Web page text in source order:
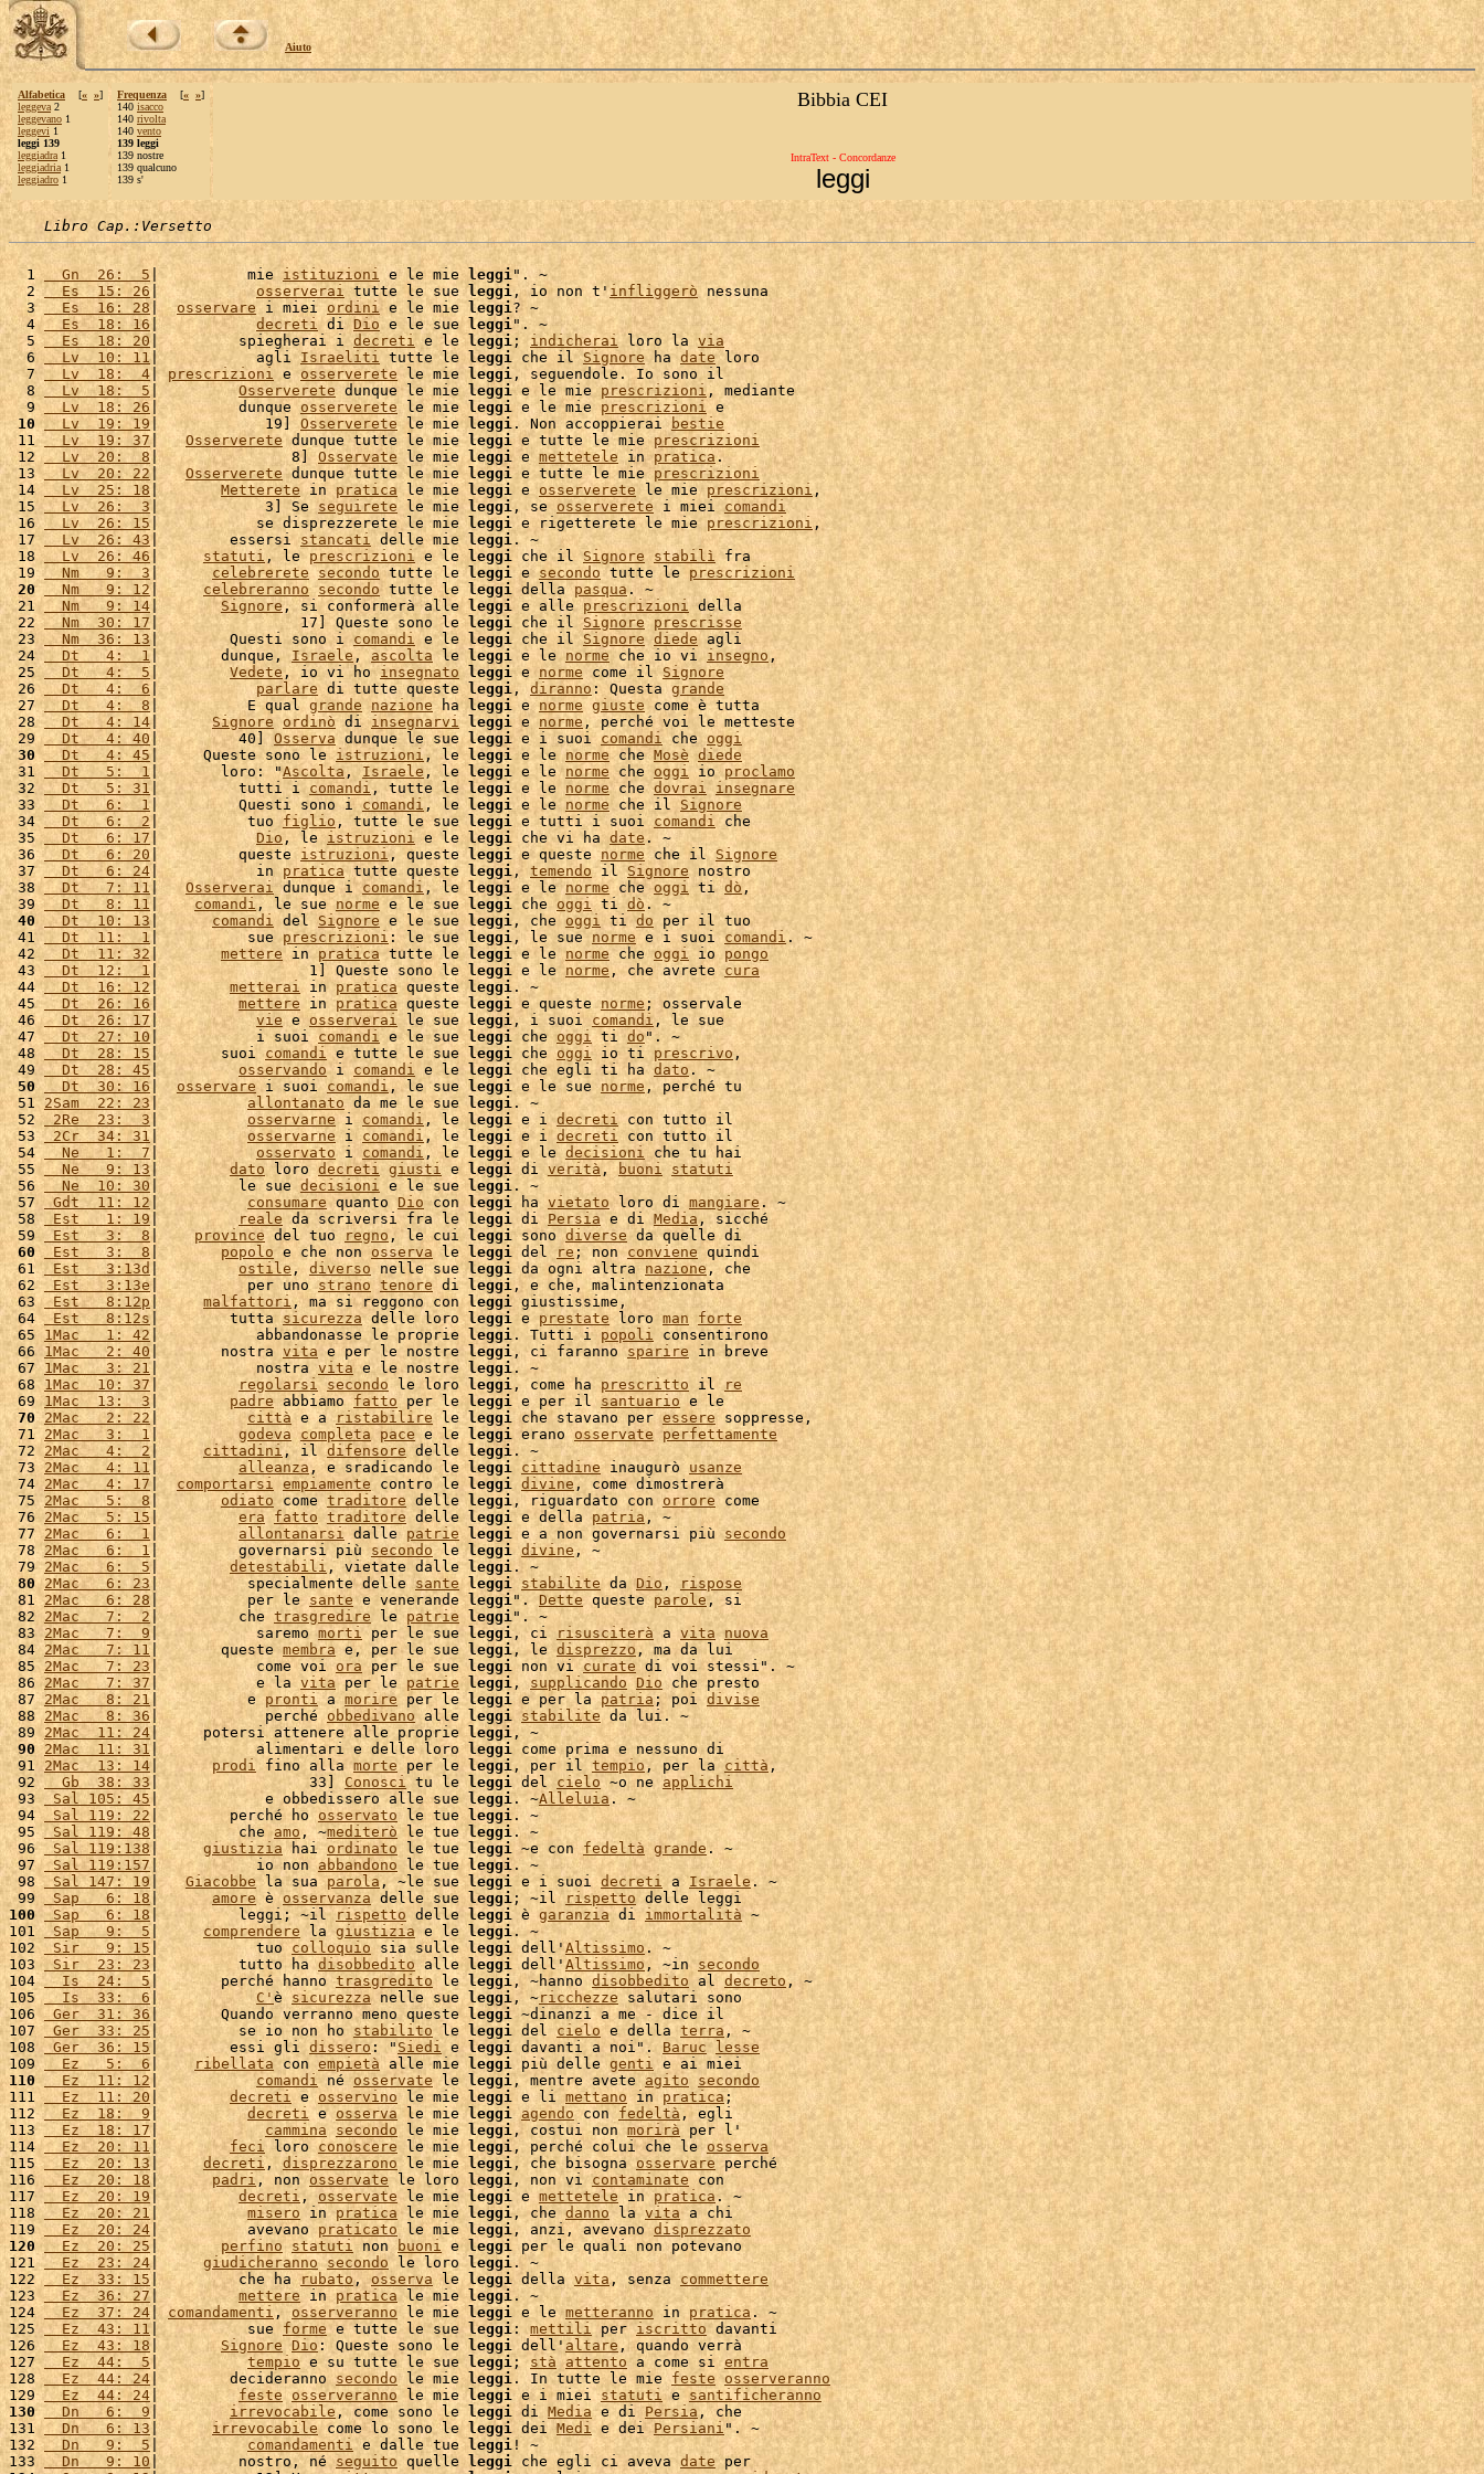
Aiuto
Alfabetica [« »]
leggeva 2
leggevano 1
leggevi 1
leggi 139
leggiadra 1
leggiadria 1
leggiadro 1
Frequenza [« »]
140 isacco
140 rivolta
140 vento
139 leggi
139 nostre
139 qualcuno
139 s'
Bibbia CEI
IntraText - Concordanze
leggi
Libro Cap.:Versetto
  1
  Gn  26:  5
|          mie istituzioni e le mie leggi". ~
  2
  Es  15: 26
| osserverai tutte le sue leggi , io non t'infliggerò nessuna
  3
  Es  16: 28
| osservare i miei ordini e le mie leggi? ~
  4
  Es  18: 16
| decreti di Dio e le sue leggi". ~
  5
  Es  18: 20
|         spiegherai i decreti e le leggi ; indicherai loro la via
  6
  Lv  10: 11
|           agli Israeliti tutte le leggi che il Signore ha date loro
  7
  Lv  18:  4
| prescrizioni e osserverete le mie leggi, seguendole. Io sono il
  8
  Lv  18:  5
| Osserverete dunque le mie leggi e le mie prescrizioni , mediante
  9
  Lv  18: 26
|         dunque osserverete le mie leggi e le mie prescrizioni
10
  Lv  19: 19
|            19] Osserverete le mie leggi . Non accoppierai bestie
11
  Lv  19: 37
| Osserverete dunque tutte le mie leggi e tutte le mie prescrizioni
12
  Lv  20:  8
|               8] Osservate le mie leggi e mettetele in pratica.
13
  Lv  20: 22
| Osserverete dunque tutte le mie leggi e tutte le mie prescrizioni
14
  Lv  25: 18
| Metterete in pratica le mie leggi e osserverete le mie prescrizioni,
15
  Lv  26:  3
|            3] Se seguirete le mie leggi, se osserverete i miei comandi
16
  Lv  26: 15
|           se disprezzerete le mie leggi e rigetterete le mie prescrizioni ,
17
  Lv  26: 43
|        essersi stancati delle mie leggi . ~
18
  Lv  26: 46
| statuti , le prescrizioni e le leggi che il Signore stabilì fra
19
  Nm   9:  3
| celebrerete secondo tutte le leggi e secondo tutte le prescrizioni
20
  Nm   9: 12
| celebreranno secondo tutte le leggi della pasqua . ~
21
  Nm   9: 14
| Signore, si conformerà alle leggi e alle prescrizioni della
22
  Nm  30: 17
|                17] Queste sono le leggi che il Signore
prescrisse
23
  Nm  36: 13
|        Questi sono i comandi e le leggi che il Signore diede agli
24
  Dt   4:  1
|       dunque, Israele , ascolta le leggi e le norme che io vi insegno ,
25
  Dt   4:  5
| Vedete, io vi ho insegnato leggi e norme come il Signore
26
  Dt   4:  6
| parlare di tutte queste leggi, diranno : Questa grande
27
  Dt   4:  8
|          E qual grande nazione ha leggi e norme giuste come è tutta
28
  Dt   4: 14
| Signore ordinò di insegnarvi leggi e norme , perché voi le metteste
29
  Dt   4: 40
|         40] Osserva dunque le sue leggi e i suoi comandi che oggi
30
  Dt   4: 45
|     Queste sono le istruzioni , le leggi e le norme che Mosè diede
31
  Dt   5:  1
|       loro: "Ascolta , Israele , le leggi e le norme che oggi io proclamo
32
  Dt   5: 31
|         tutti i comandi, tutte le leggi e le norme che dovrai
insegnare
33
  Dt   6:  1
|         Questi sono i comandi , le leggi e le norme che il Signore
34
  Dt   6:  2
|          tuo figlio , tutte le sue leggi e tutti i suoi comandi che
35
  Dt   6: 17
| Dio, le istruzioni e le leggi che vi ha date . ~
36
  Dt   6: 20
|         queste istruzioni, queste leggi e queste norme che il Signore
37
  Dt   6: 24
|           in pratica tutte queste leggi , temendo il Signore nostro
38
  Dt   7: 11
| Osserverai dunque i comandi, le leggi e le norme che oggi ti dò ,
39
  Dt   8: 11
| comandi, le sue norme e le sue leggi che oggi ti dò
40
  Dt  10: 13
| comandi del Signore e le sue leggi, che oggi ti do per il tuo
41
  Dt  11:  1
|          sue prescrizioni : le sue leggi , le sue norme e i suoi comandi . ~
42
  Dt  11: 32
| mettere in pratica tutte le leggi e le norme che oggi io pongo
43
  Dt  12:  1
|                 1] Queste sono le leggi e le norme , che avrete cura
44
  Dt  16: 12
| metterai in pratica queste leggi. ~
45
  Dt  26: 16
| mettere in pratica queste leggi e queste norme ; osservale
46
  Dt  26: 17
| vie e osserverai le sue leggi, i suoi comandi , le sue
47
  Dt  27: 10
|           i suoi comandi e le sue leggi che oggi ti do". ~
48
  Dt  28: 15
|       suoi comandi e tutte le sue leggi che oggi io ti prescrivo ,
49
  Dt  28: 45
| osservando i comandi e le leggi che egli ti ha dato
50
  Dt  30: 16
| osservare i suoi comandi, le sue leggi e le sue norme , perché tu
51 2Sam  22: 23| allontanato da me le sue leggi . ~
52 2Re  23:  3 | osservarne i comandi, le leggi e i decreti con tutto il
53 2Cr  34: 31 | osservarne i comandi, le leggi e i decreti con tutto il
54
  Ne   1:  7
| osservato i comandi, le leggi e le decisioni che tu hai
55
  Ne   9: 13
| dato loro decreti giusti e leggi di verità , buoni statuti
56
  Ne  10: 30
|         le sue decisioni e le sue leggi . ~
57 Gdt  11: 12| consumare quanto Dio con leggi ha vietato loro di mangiare . ~
58 Est   1: 19| reale da scriversi fra le leggi di Persia e di Media , sicché
59
Est   3:  8| province del tuo regno, le cui leggi sono diverse
60
Est   3:  8 | popolo e che non osserva le leggi del re ; non conviene quindi
61 Est   3:13d| ostile, diverso nelle sue leggi da ogni altra nazione , che
62 Est   3:13e|          per uno strano tenore di leggi , e che, malintenzionata
63
Est   8:12p| malfattori , ma si reggono con leggi giustissime,
64 Est   8:12s |        tutta sicurezza delle loro leggi e prestate loro man
forte
65 1Mac   1: 42 |           abbandonasse le proprie leggi . Tutti i popoli consentirono
66 1Mac   2: 40|       nostra vita e per le nostre leggi, ci faranno sparire in breve
67 1Mac   3: 21|           nostra vita e le nostre leggi. ~
68 1Mac  10: 37| regolarsi secondo le loro leggi , come ha prescritto il re
69 1Mac  13:  3 | padre abbiamo fatto per le leggi e per il santuario
70
2Mac   2: 22| città e a ristabilire le leggi che stavano per essere soppresse,
71 2Mac   3:  1| godeva completa pace e le leggi erano osservate
perfettamente
72 2Mac   4:  2 | cittadini , il difensore delle leggi. ~
73 2Mac   4: 11| alleanza , e sradicando le leggi cittadine inaugurò usanze
74 2Mac   4: 17| comportarsi empiamente contro le leggi divine, come dimostrerà
75 2Mac   5:  8| odiato come traditore delle leggi , riguardato con orrore come
76 2Mac   5: 15 | era fatto traditore delle leggi e della patria , ~
77 2Mac   6:  1 | allontanarsi dalle patrie leggi e a non governarsi più secondo
78 2Mac   6:  1 |         governarsi più secondo le leggi divine , ~
79 2Mac   6:  5 | detestabili , vietate dalle leggi
80
2Mac   6: 23|          specialmente delle sante leggi stabilite da Dio , rispose
81 2Mac   6: 28|          per le sante e venerande leggi". Dette queste parole, si
82 2Mac   7:  2 |         che trasgredire le patrie leggi". ~
83 2Mac   7:  9|           saremo morti per le sue leggi, ci risusciterà a vita
nuova
84 2Mac   7: 11|       queste membra e, per le sue leggi, le disprezzo, ma da lui
85 2Mac   7: 23|           come voi ora per le sue leggi non vi curate di voi stessi". ~
86 2Mac   7: 37 |           e la vita per le patrie leggi , supplicando Dio che presto
87 2Mac   8: 21|          e pronti a morire per le leggi e per la patria ; poi divise
88 2Mac   8: 36|            perché obbedivano alle leggi stabilite da lui. ~
89 2Mac  11: 24 |     potersi attenere alle proprie leggi
90 2Mac  11: 31|           alimentari e delle loro leggi come prima e nessuno di
91 2Mac  13: 14| prodi fino alla morte per le leggi, per il tempio, per la città ,
92
  Gb  38: 33
|                 33] Conosci tu le leggi del cielo ~o ne applichi
93
Sal 105: 45 |            e obbedissero alle sue leggi. ~Alleluia . ~
94
Sal 119: 22 |        perché ho osservato le tue leggi . ~
95 Sal 119: 48 |         che amo , ~mediterò le tue leggi. ~
96 Sal 119:138 | giustizia hai ordinato le tue leggi ~e con fedeltà grande. ~
97 Sal 119:157|           io non abbandono le tue leggi . ~
98 Sal 147: 19 | Giacobbe la sua parola, ~le sue leggi e i suoi decreti a Israele. ~
99 Sap   6: 18| amore è osservanza delle sue leggi ; ~il rispetto
100 Sap   6: 18|         leggi; ~il rispetto delle leggi è garanzia di immortalità ~
101 Sap   9:  5 | comprendere la giustizia e le leggi. ~
102
Sir   9: 15 |           tuo colloquio sia sulle leggi dell'Altissimo . ~
103
Sir  23: 23 |         tutto ha disobbedito alle leggi dell' Altissimo , ~in secondo
104
  Is  24:  5
|       perché hanno trasgredito le leggi , ~hanno disobbedito al decreto , ~
105
  Is  33:  6
| C' è sicurezza nelle sue leggi, ~ricchezze salutari sono
106 Ger  31: 36 |       Quando verranno meno queste leggi ~dinanzi a me - dice il
107 Ger  33: 25|         se io non ho stabilito le leggi del cielo e della terra , ~
108 Ger  36: 15|        essi gli dissero: "Siedi e leggi davanti a noi". Baruc
lesse
109
  Ez   5:  6
| ribellata con empietà alle mie leggi più delle genti
110
  Ez  11: 12
| comandi né osservate le leggi , mentre avete agito
secondo
111
  Ez  11: 20
| decreti e osservino le mie leggi e li mettano in pratica;
112
  Ez  18:  9
| decreti e osserva le mie leggi agendo con fedeltà , egli
113
  Ez  18: 17
| cammina secondo le mie leggi , costui non morirà per l'
114
  Ez  20: 11
| feci loro conoscere le mie leggi , perché colui che le osserva
115
  Ez  20: 13
| decreti, disprezzarono le mie leggi , che bisogna osservare perché
116
  Ez  20: 18
| padri , non osservate le loro leggi, non vi contaminate con
117
  Ez  20: 19
| decreti, osservate le mie leggi e mettetele in pratica. ~
118
  Ez  20: 21
| misero in pratica le mie leggi, che danno la vita a chi
119
  Ez  20: 24
|          avevano praticato le mie leggi, anzi, avevano disprezzato
120
  Ez  20: 25
| perfino statuti non buoni e leggi per le quali non potevano
121
  Ez  23: 24
| giudicheranno secondo le loro leggi . ~
122
  Ez  33: 15
|         che ha rubato, osserva le leggi della vita, senza commettere
123
  Ez  36: 27
| mettere in pratica le mie leggi. ~
124
  Ez  37: 24
| comandamenti, osserveranno le mie leggi e le metteranno in pratica . ~
125
  Ez  43: 11
|          sue forme e tutte le sue leggi: mettili per iscritto davanti
126
  Ez  43: 18
| Signore Dio: Queste sono le leggi dell' altare , quando verrà
127
  Ez  44:  5
| tempio e su tutte le sue leggi ; stà attento a come si entra
128
  Ez  44: 24
|        decideranno secondo le mie leggi . In tutte le mie feste osserveranno
129
  Ez  44: 24
| feste osserveranno le mie leggi e i miei statuti e santificheranno
130
  Dn   6:  9
| irrevocabile , come sono le leggi di Media e di Persia , che
131
  Dn   6: 13
| irrevocabile come lo sono le leggi dei Medi e dei Persiani ". ~
132
  Dn   9:  5
| comandamenti e dalle tue leggi ! ~
133
  Dn   9: 10
|         nostro, né seguito quelle leggi che egli ci aveva date per